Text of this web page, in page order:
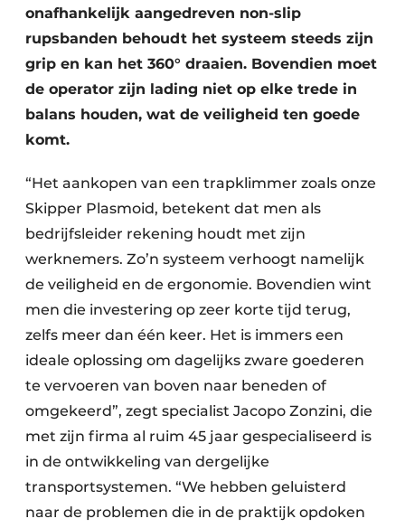
onafhankelijk aangedreven non-slip
rupsbanden behoudt het systeem steeds zijn
grip en kan het 360° draaien. Bovendien moet
de operator zijn lading niet op elke trede in
balans houden, wat de veiligheid ten goede
komt.
“Het aankopen van een trapklimmer zoals onze
Skipper Plasmoid, betekent dat men als
bedrijfsleider rekening houdt met zijn
werknemers. Zo’n systeem verhoogt namelijk
de veiligheid en de ergonomie. Bovendien wint
men die investering op zeer korte tijd terug,
zelfs meer dan één keer. Het is immers een
ideale oplossing om dagelijks zware goederen
te vervoeren van boven naar beneden of
omgekeerd”, zegt specialist Jacopo Zonzini, die
met zijn firma al ruim 45 jaar gespecialiseerd is
in de ontwikkeling van dergelijke
transportsystemen. “We hebben geluisterd
naar de problemen die in de praktijk opdoken